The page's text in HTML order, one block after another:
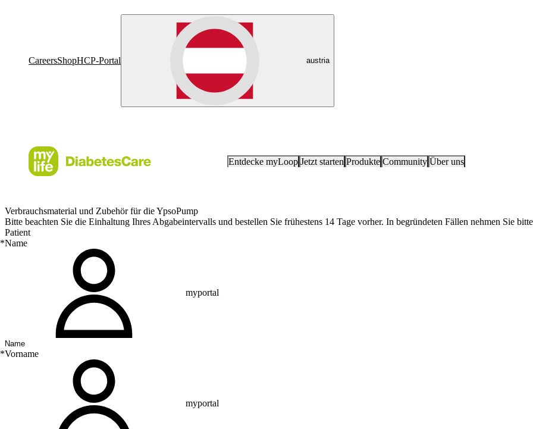
CareersShopHCP-Portal austria
Entdecke myLoop Jetzt starten Produkte Community Über uns
Verbrauchsmaterial und Zubehör für die YpsoPump
Bitte beachten Sie die Einhaltung Ihres Abgabeintervalls und bestellen Sie frühestens 14 Tage vorher. In begründeten Fällen nehmen Sie
Patient
*Name
myportal
*Vorname
myportal